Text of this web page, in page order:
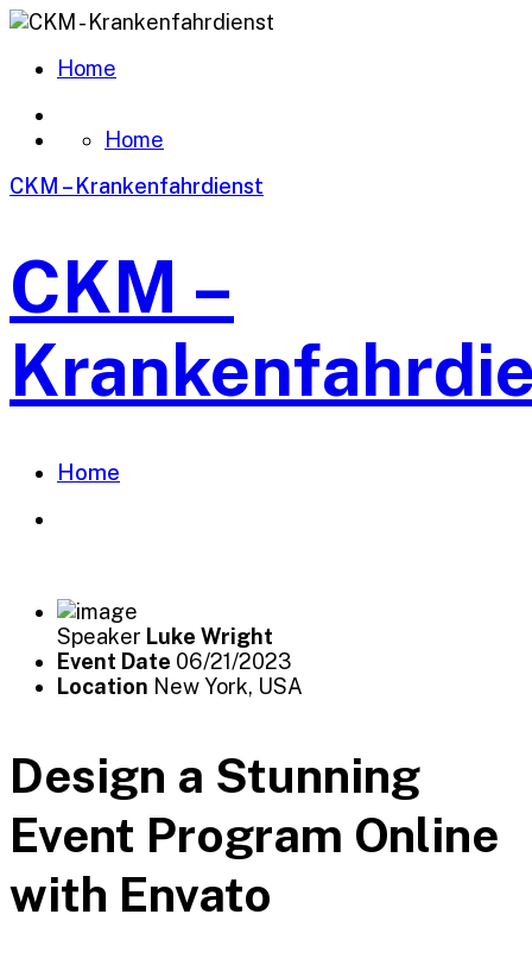
Home
Home
CKM – Krankenfahrdienst
CKM –
Home
Speaker Luke Wright
Event Date 06/21/2023
Location New York, USA
Design a Stunning
Event Program Online
with Envato